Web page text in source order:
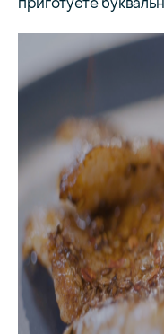
приготуєте